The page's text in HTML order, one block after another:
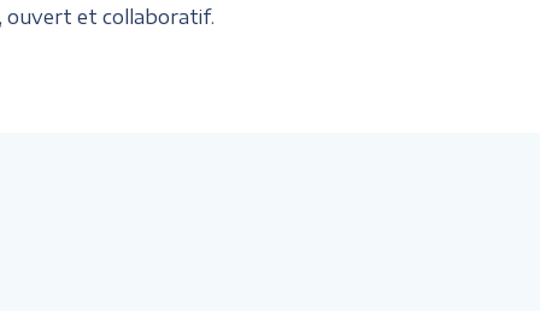
ouvert et collaboratif.